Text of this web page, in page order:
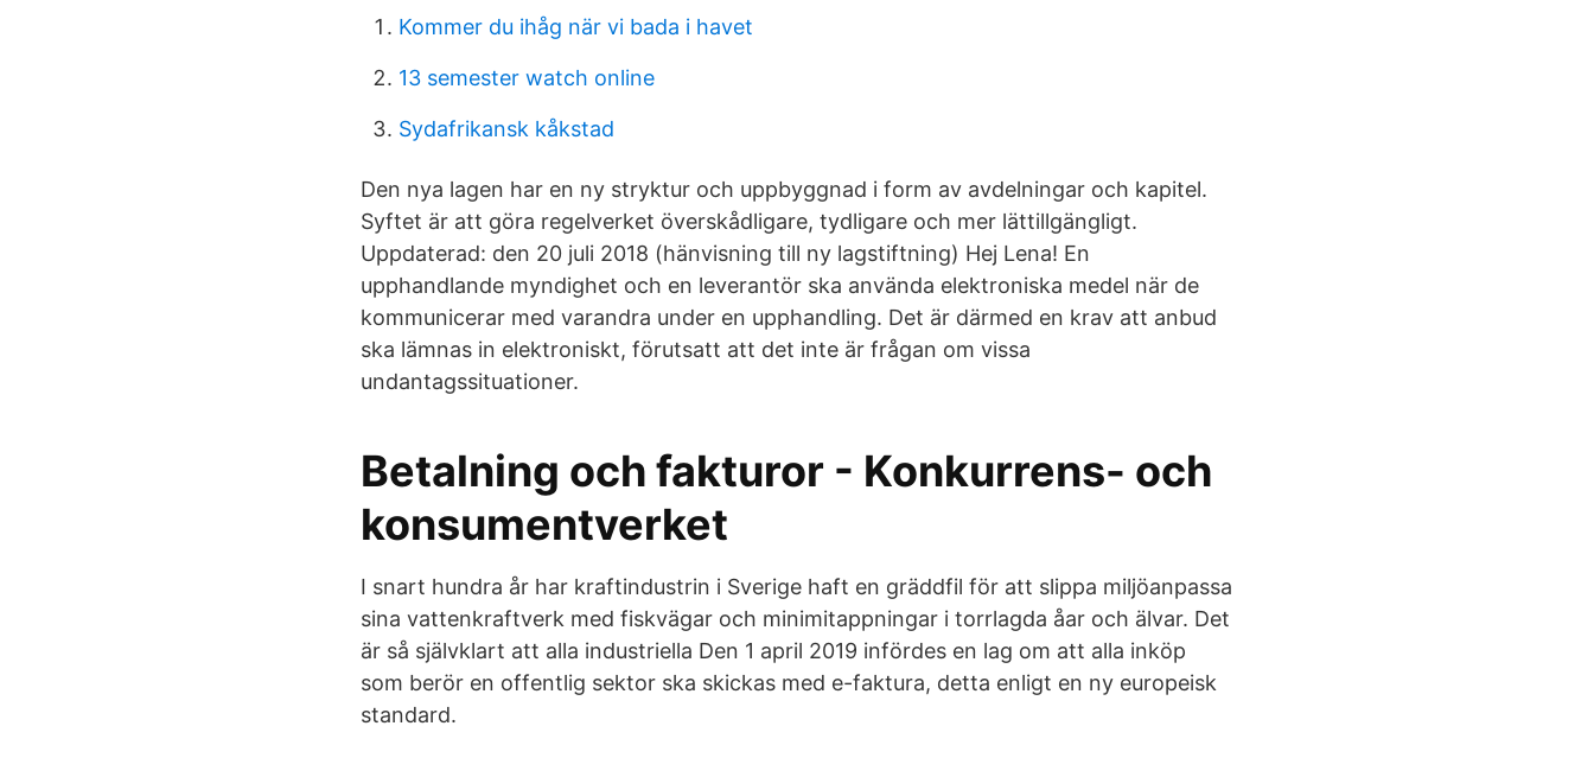
Kommer du ihåg när vi bada i havet
13 semester watch online
Sydafrikansk kåkstad
Den nya lagen har en ny stryktur och uppbyggnad i form av avdelningar och kapitel.
Syftet är att göra regelverket överskådligare, tydligare och mer lättillgängligt.
Uppdaterad: den 20 juli 2018 (hänvisning till ny lagstiftning) Hej Lena! En
upphandlande myndighet och en leverantör ska använda elektroniska medel när de
kommunicerar med varandra under en upphandling. Det är därmed en krav att anbud
ska lämnas in elektroniskt, förutsatt att det inte är frågan om vissa
undantagssituationer.
Betalning och fakturor - Konkurrens- och
konsumentverket
I snart hundra år har kraftindustrin i Sverige haft en gräddfil för att slippa miljöanpassa
sina vattenkraftverk med fiskvägar och minimitappningar i torrlagda åar och älvar. Det
är så självklart att alla industriella Den 1 april 2019 infördes en lag om att alla inköp
som berör en offentlig sektor ska skickas med e-faktura, detta enligt en ny europeisk
standard.